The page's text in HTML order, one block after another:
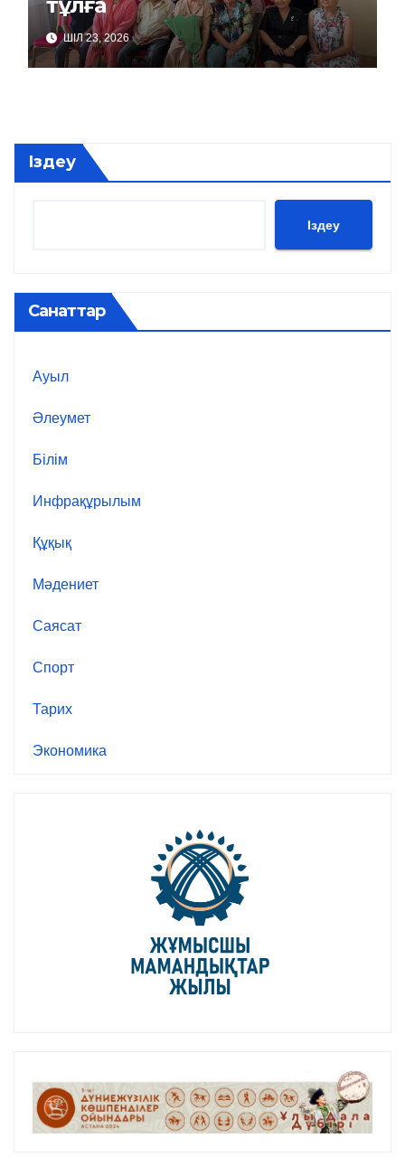
ШІЛ 23, 2026
Іздеу
Іздеу
Санаттар
Ауыл
Әлеумет
Білім
Инфрақұрылым
Құқық
Мәдениет
Саясат
Спорт
Тарих
Экономика